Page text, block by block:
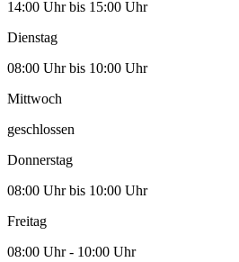
14:00 Uhr bis 15:00 Uhr
Dienstag
08:00 Uhr bis 10:00 Uhr
Mittwoch
geschlossen
Donnerstag
08:00 Uhr bis 10:00 Uhr
Freitag
08:00 Uhr - 10:00 Uhr